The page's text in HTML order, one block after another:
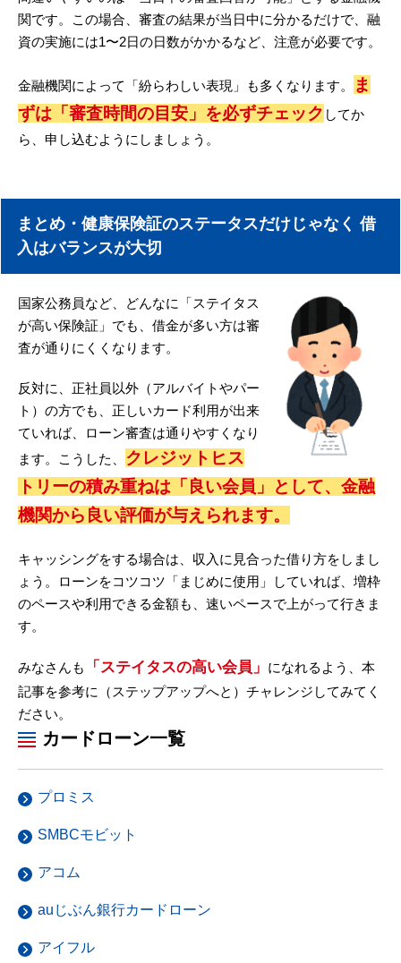
関です。この場合、審査の結果が当日中に分かるだけで、融
資の実施には1〜2日の日数がかかるなど、注意が必要です。
金融機関によって「紛らわしい表現」も多くなります。
ま
ずは「審査時間の目安」を必ずチェック してか
ら、申し込むようにしましょう。
まとめ・健康保険証のステータスだけじゃなく 借
入はバランスが大切
国家公務員など、どんなに「ステイタス
が高い保険証」でも、借金が多い方は審
査が通りにくくなります。
反対に、正社員以外（アルバイトやパー
ト）の方でも、正しいカード利用が出来
ていれば、ローン審査は通りやすくなり
ます。こうした、 クレジットヒス
トリーの積み重ねは「良い会員」として、金融
機関から良い評価が与えられます。
キャッシングをする場合は、収入に見合った借り方をしまし
ょう。ローンをコツコツ「まじめに使用」していれば、増枠
のペースや利用できる金額も、速いペースで上がって行きま
す。
みなさんも 「ステイタスの高い会員」 になれるよう、本
記事を参考に（ステップアップへと）チャレンジしてみてく
ださい。
カードローン一覧
プロミス
SMBCモビット
アコム
auじぶん銀行カードローン
アイフル